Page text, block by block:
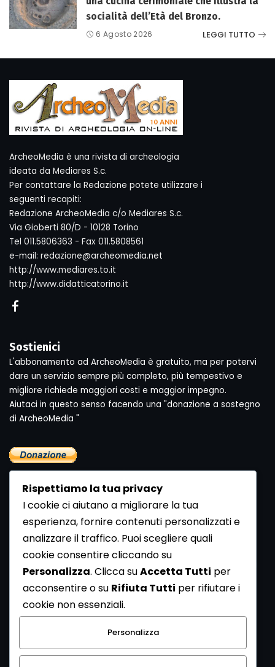
socialità dell’Età del Bronzo.
6 Agosto 2026 LEGGI TUTTO
ArcheoMedia è una rivista di archeologia
ideata da Mediares S.c.
Per contattare la Redazione potete utilizzare i
seguenti recapiti:
Redazione ArcheoMedia c/o Mediares S.c.
Via Gioberti 80/D - 10128 Torino
Tel 011.5806363 - Fax 011.5808561
e-mail: redazione@archeomedia.net
http://www.mediares.to.it
http://www.didatticatorino.it
Sostienici
L'abbonamento ad ArcheoMedia è gratuito, ma per potervi
dare un servizio sempre più completo, più tempestivo e
migliore richiede maggiori costi e maggior impegno.
Aiutaci in questo senso facendo una "donazione a sostegno
di ArcheoMedia "
Newsletter
Se vuoi ricevere la Rivista gratuita di archeologia realizzata
dalla Redazione di ArcheoMedia iscriviti alla nostra
Newsletter [Clicca Qui]
Con l'invio del messaggio l'utente dichiara di aver letto
l’informativa sulla privacy e di acconsentire al trattamento
dei propri dati personali.
Rispettiamo la tua privacy
I cookie ci aiutano a migliorare la tua
esperienza, fornire contenuti personalizzati e
analizzare il traffico. Puoi scegliere quali
cookie consentire cliccando su
Personalizza. Clicca suAccetta Tutti per
acconsentire o su Rifiuta Tutti per rifiutare i
cookie non essenziali.
Personalizza